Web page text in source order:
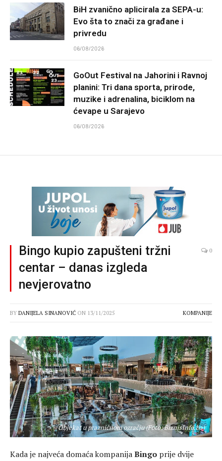
BiH zvanično aplicirala za SEPA-u:
Evo šta to znači za građane i
privredu
06/08/2026
GoOut Festival na Jahorini i Ravnoj
planini: Tri dana sporta, prirode,
muzike i adrenalina, biciklom na
ćevape u Sarajevo
06/08/2026
Bingo kupio zapušteni tržni
centar – danas izgleda
nevjerovatno
0
BY DANIJELA SINANOVIĆ ON 13/11/2025 KOMPANIJE
Objekat u prazničnom ozračju (Foto: BiznisInfo.ba)
Kada je najveća domaća kompanijaBingo prije dvije